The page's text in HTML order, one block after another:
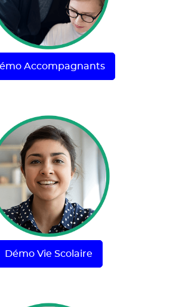
Accompagnants
Démo Vie Scolaire